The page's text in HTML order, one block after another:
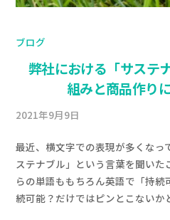
ブログ
弊社における「サステ
組みと商品作り
2021年9月9日
a
d
m
i
最近、横文字での表現が多くなっ
ステナブル」という言葉を聞い
らの単語ももちろん英語で「持
続可能？だけではピンとこないか